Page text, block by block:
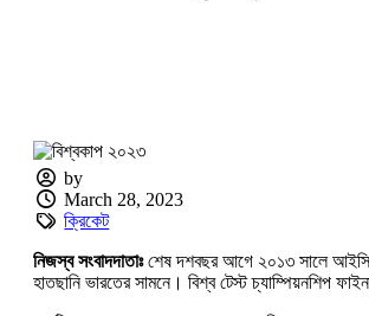
by
March 28, 2023
ক্রিকেট
নিজস্ব সংবাদদাতাঃশেষ দশবছর আগে ২০১৩ সালে
হাতছানি ভারতের সামনে। বিশ্ব টেস্ট চ্যাম্পিয়নশিপ